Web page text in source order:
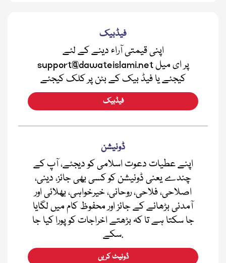
فیڈبیک
اپنی قیمتی آراء دینے کے لئے
support@dawateislami.net پر ای میل
کیجئے یا فیڈ بیک کے بٹن پر کلک کیجئے
فیڈبیک
ڈونیشن
اپنے عطیات دعوت اسلامی کو دیجئے، آپ کے
چندے یعنی ڈونیشن کو کسی بھی جائز، دینی،
اصلاحی، فلاحی، روحانی، خیرخواہی، بھلائی اور
آمدنی بڑھانے کے جائز اور محفوظ کام میں لگایا
جا سکتا ہے تا کہ بڑھتے اخراجات کو پورا کیا جا
سکے.
ڈونیٹ کریں